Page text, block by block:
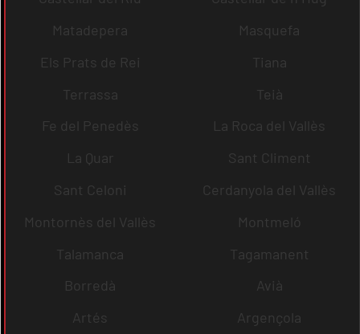
Matadepera
Masquefa
Els Prats de Rei
Tiana
Terrassa
Teià
Fe del Penedès
La Roca del Vallès
La Quar
Sant Climent
Sant Celoni
Cerdanyola del Vallès
Montornès del Vallès
Montmeló
Talamanca
Tagamanent
Borredà
Avià
Artés
Argençola